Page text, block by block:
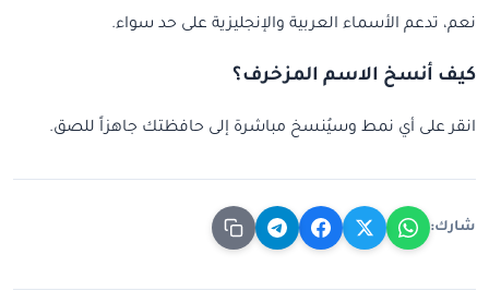
نعم، تدعم الأسماء العربية والإنجليزية على حد سواء.
كيف أنسخ الاسم المزخرف؟
انقر على أي نمط وسيُنسخ مباشرة إلى حافظتك جاهزاً للصق.
شارك: